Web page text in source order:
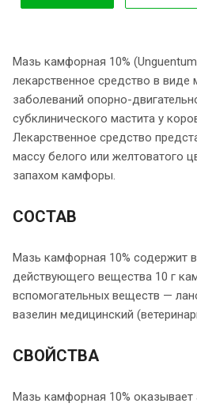
Мазь камфорная 10%
лекарственное средство в виде
заболеваний опорно-
субклинического мастита у
Лекарственное средство
массу белого или желтоватого
запахом камфоры.
СОСТАВ
Мазь камфорная 10% содержит в
действующего вещества 10 г
вспомогательных веществ —
вазелин медицинский
СВОЙСТВА
Мазь камфорная 10% оказывает